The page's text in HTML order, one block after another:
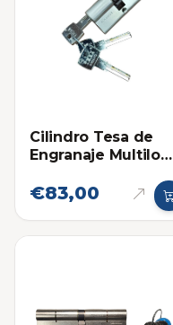
Cilindro Tesa de
Engranaje Multilock
de Seguridad
€83,00